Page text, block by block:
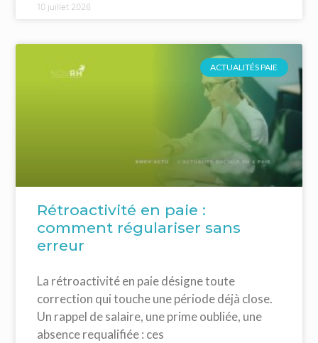
10 juillet 2026
ACTUALITÉS PAIE
Rétroactivité en paie :
comment régulariser sans
erreur
La rétroactivité en paie désigne toute
correction qui touche une période déjà close.
Un rappel de salaire, une prime oubliée, une
absence requalifiée : ces